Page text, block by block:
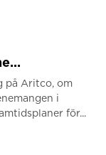
på Aritco, om
i
för...